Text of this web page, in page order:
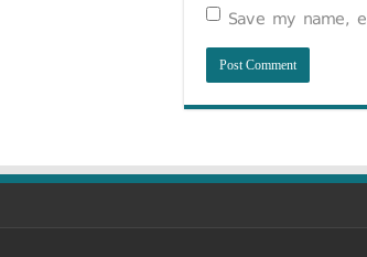
Save my name,